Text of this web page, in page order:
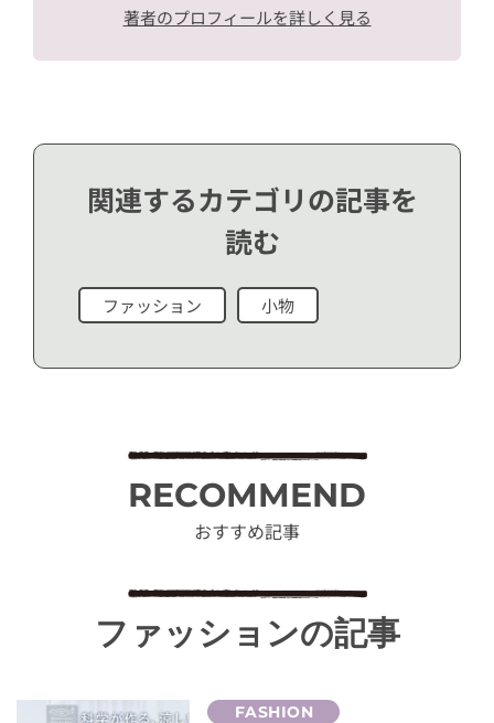
著者のプロフィールを詳しく見る
関連するカテゴリの記事を
読む
ファッション 小物
RECOMMEND
おすすめ記事
ファッションの記事